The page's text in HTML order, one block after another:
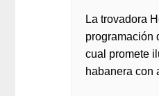
La trovadora
programación
cual promete
habanera con